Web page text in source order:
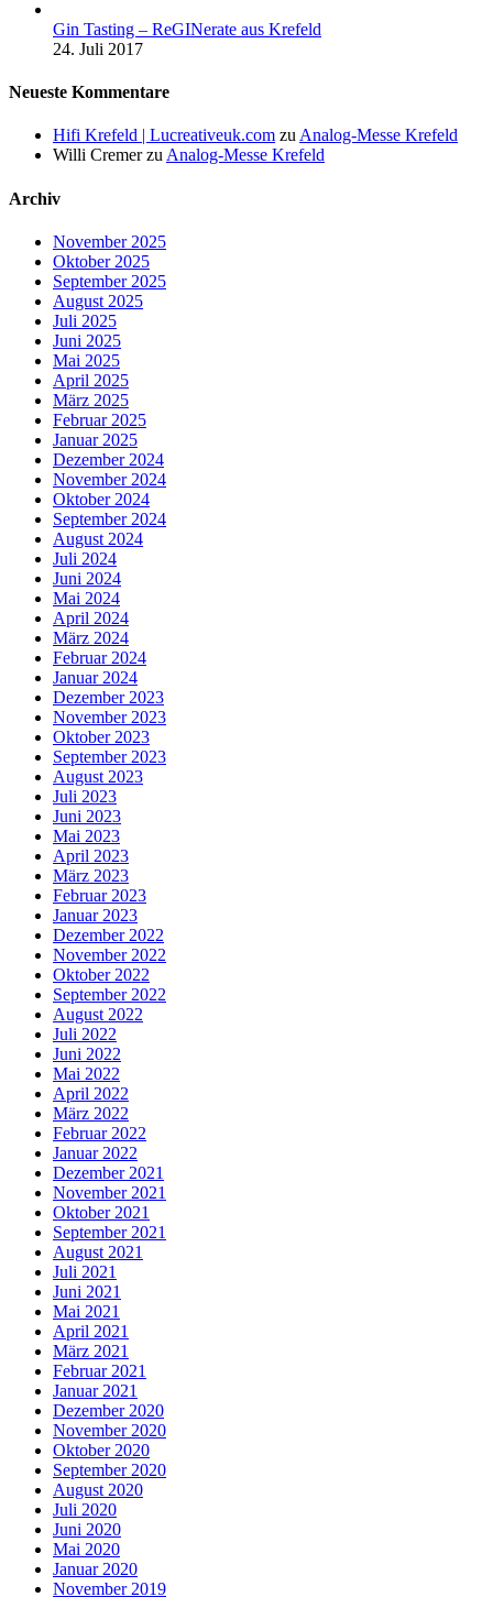
Gin Tasting – ReGINerate aus Krefeld
24. Juli 2017
Neueste Kommentare
Hifi Krefeld | Lucreativeuk.com zuAnalog-Messe Krefeld
Willi CremerzuAnalog-Messe Krefeld
Archiv
November 2025
Oktober 2025
September 2025
August 2025
Juli 2025
Juni 2025
Mai 2025
April 2025
März 2025
Februar 2025
Januar 2025
Dezember 2024
November 2024
Oktober 2024
September 2024
August 2024
Juli 2024
Juni 2024
Mai 2024
April 2024
März 2024
Februar 2024
Januar 2024
Dezember 2023
November 2023
Oktober 2023
September 2023
August 2023
Juli 2023
Juni 2023
Mai 2023
April 2023
März 2023
Februar 2023
Januar 2023
Dezember 2022
November 2022
Oktober 2022
September 2022
August 2022
Juli 2022
Juni 2022
Mai 2022
April 2022
März 2022
Februar 2022
Januar 2022
Dezember 2021
November 2021
Oktober 2021
September 2021
August 2021
Juli 2021
Juni 2021
Mai 2021
April 2021
März 2021
Februar 2021
Januar 2021
Dezember 2020
November 2020
Oktober 2020
September 2020
August 2020
Juli 2020
Juni 2020
Mai 2020
Januar 2020
November 2019